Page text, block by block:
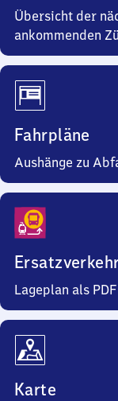
Übersicht der
ankommenden
Fahrpläne
Aushänge zu
Lageplan als PDF
Karte